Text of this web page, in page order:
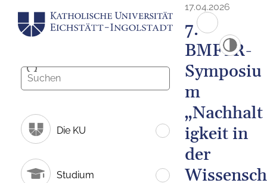
Die KU
Studium
17.04.2026
7.
BMFTR-
Symposiu
m
„Nachhalt
igkeit in
der
Wissensch